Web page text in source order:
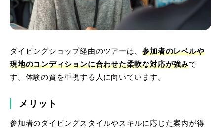
ダイビングショップ経由のツアーは、参加者のレベルや
現地のコンディションに合わせた柔軟な対応が強みで
す。体験の質を重視する人に向いています。
メリット
参加者のダイビングスタイルやスキルに応じた案内が得